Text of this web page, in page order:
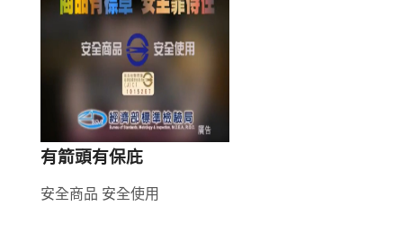
有箭頭有保庇
安全商品 安全使用